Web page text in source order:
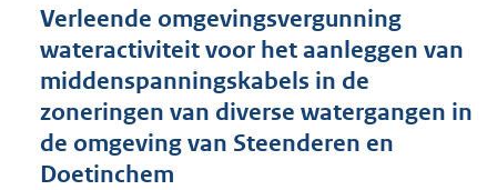
r
o
t
t
:
Verleende omgevingsvergunning
wateractiviteit voor het aanleggen van
middenspanningskabels in de
zoneringen van diverse watergangen in
de omgeving van Steenderen en
Doetinchem